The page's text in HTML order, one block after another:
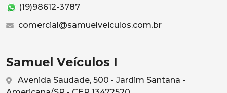
(19)98612-3787
comercial@samuelveiculos.com.br
Samuel Veículos I
Avenida Saudade, 500 - Jardim Santana -